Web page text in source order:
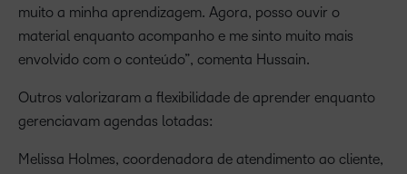
muito a minha aprendizagem. Agora, posso ouvir o
material enquanto acompanho e me sinto muito mais
envolvido com o conteúdo”, comenta Hussain.
Outros valorizaram a flexibilidade de aprender enquanto
gerenciavam agendas lotadas:
Melissa Holmes, coordenadora de atendimento ao cliente,